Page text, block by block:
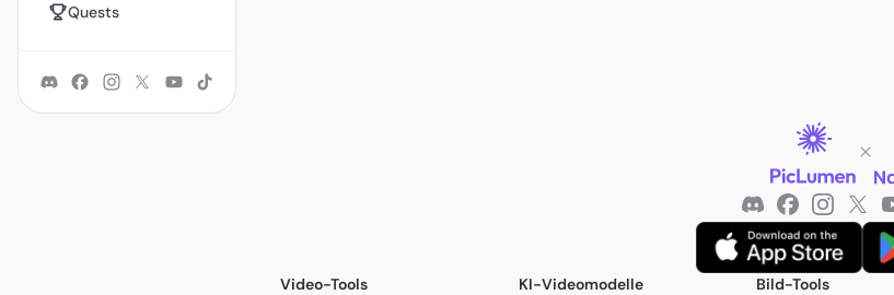
Quests
Video-Tools
KI-Videomodelle
Bild-Tools